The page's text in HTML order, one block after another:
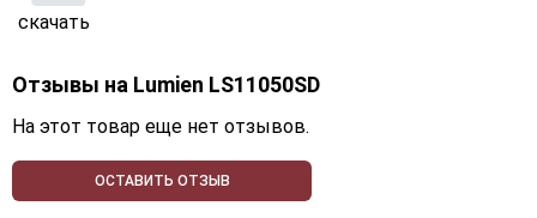
скачать
Отзывы на Lumien LS11050SD
На этот товар еще нет отзывов.
ОСТАВИТЬ ОТЗЫВ